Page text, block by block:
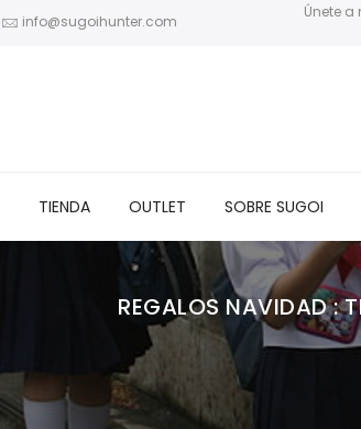
info@sugoihunter.com
Únete a
TIENDA OUTLET SOBRE SUGOI
REGALOS NAVIDAD :